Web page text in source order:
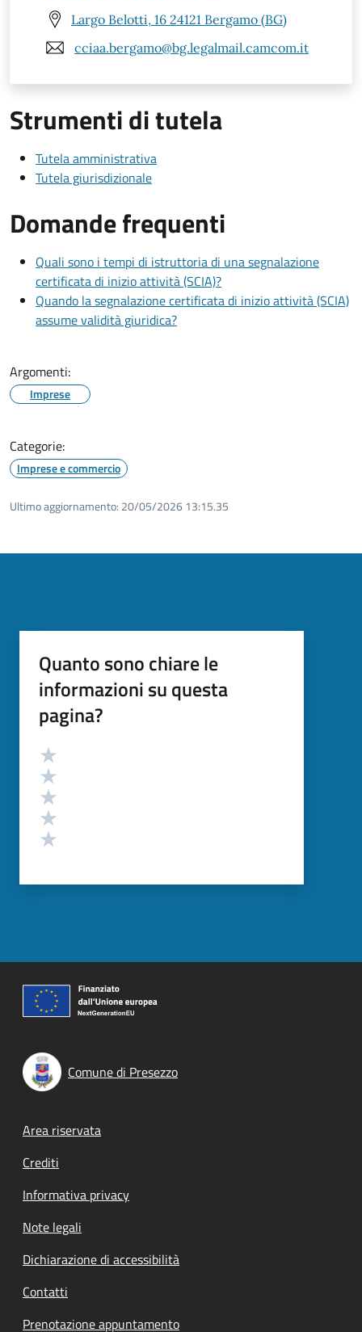
Largo Belotti, 16 24121 Bergamo (BG)
cciaa.bergamo@bg.legalmail.camcom.it
Strumenti di tutela
Tutela amministrativa
Tutela giurisdizionale
Domande frequenti
Quali sono i tempi di istruttoria di una segnalazione
certificata di inizio attività (SCIA)?
Quando la segnalazione certificata di inizio attività (SCIA)
assume validità giuridica?
Argomenti:
Imprese
Categorie:
Imprese e commercio
Ultimo aggiornamento: 20/05/2026 13:15.35
Quanto sono chiare le
informazioni su questa
pagina?
Valutazione
Comune di Presezzo
Footer menu
Area riservata
Crediti
Informativa privacy
Note legali
Dichiarazione di accessibilità
Contatti
Prenotazione appuntamento